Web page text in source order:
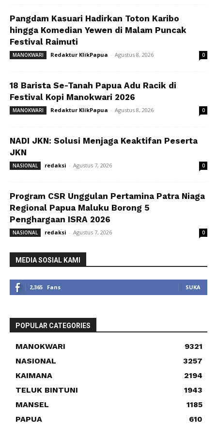
Pangdam Kasuari Hadirkan Toton Karibo
hingga Komedian Yewen di Malam Puncak
Festival Raimuti
MANOKWARI Redaktur KlikPapua - Agustus 8, 2026 0
18 Barista Se-Tanah Papua Adu Racik di
Festival Kopi Manokwari 2026
MANOKWARI Redaktur KlikPapua - Agustus 8, 2026 0
NADI JKN: Solusi Menjaga Keaktifan Peserta
JKN
NASIONAL redaksi - Agustus 7, 2026 0
Program CSR Unggulan Pertamina Patra Niaga
Regional Papua Maluku Borong 5
Penghargaan ISRA 2026
NASIONAL redaksi - Agustus 7, 2026 0
MEDIA SOSIAL KAMI
2,365 Fans SUKA
POPULAR CATEGORIES
MANOKWARI
9321
NASIONAL
3257
KAIMANA
2194
TELUK BINTUNI
1943
MANSEL
1185
PAPUA
610